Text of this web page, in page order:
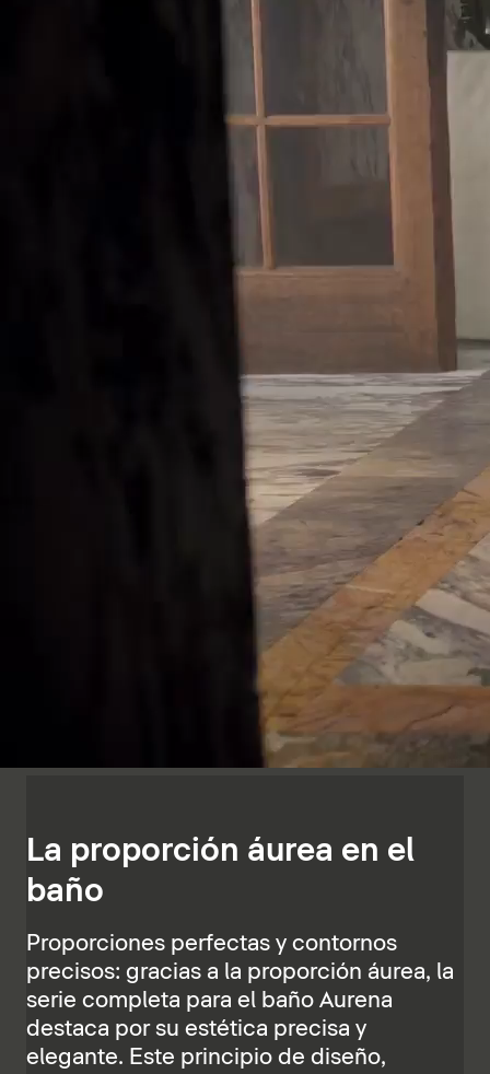
La proporción áurea en el
baño
Proporciones perfectas y contornos
precisos: gracias a la proporción áurea, la
serie completa para el baño Aurena
destaca por su estética precisa y
elegante. Este principio de diseño,